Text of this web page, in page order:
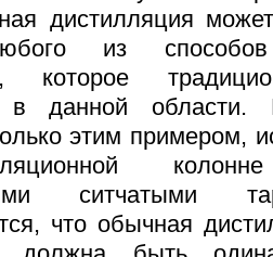
дистилляция
из
которое
в данной
этим примером,
ситчатыми
что обычная